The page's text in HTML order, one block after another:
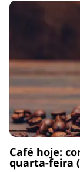
Café hoje:
quarta-feira